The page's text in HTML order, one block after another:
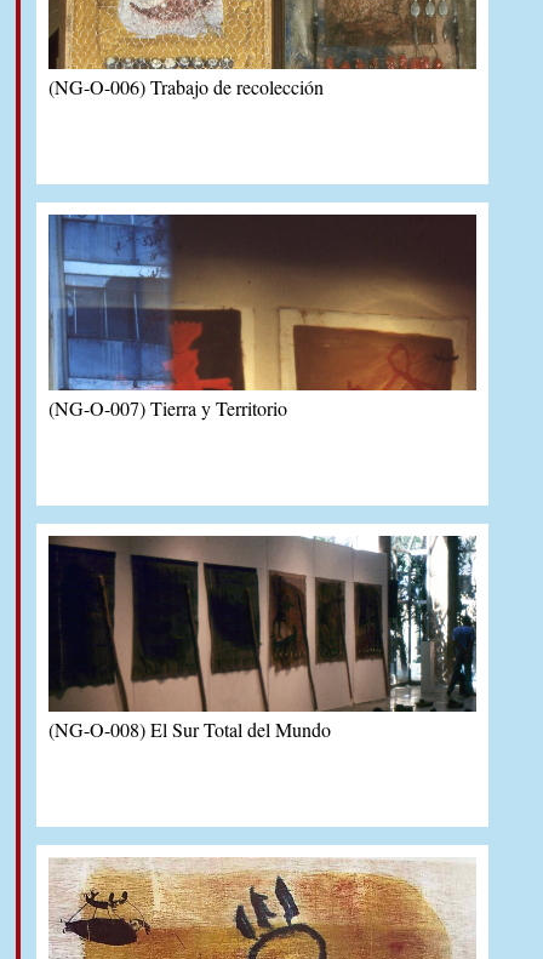
(NG-O-006) Trabajo de recolección
(NG-O-007) Tierra y Territorio
(NG-O-008) El Sur Total del Mundo